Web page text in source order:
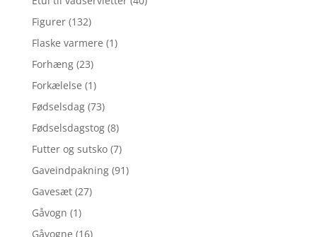
Figurer (132)
Flaske varmere (1)
Forhæng (23)
Forkælelse (1)
Fødselsdag (73)
Fødselsdagstog (8)
Futter og sutsko (7)
Gaveindpakning (91)
Gavesæt (27)
Gåvogn (1)
Gåvogne (16)